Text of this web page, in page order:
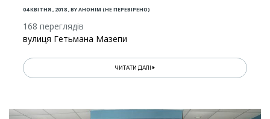
04 КВІТНЯ , 2018,BYАНОНІМ (НЕ ПЕРЕВІРЕНО)
168 переглядів
вулиця Гетьмана Мазепи
ЧИТАТИ ДАЛІ